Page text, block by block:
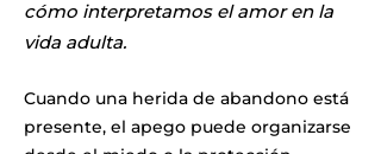
cómo interpretamos el amor en la
vida adulta.
Cuando una herida de abandono está
presente, el apego puede organizarse